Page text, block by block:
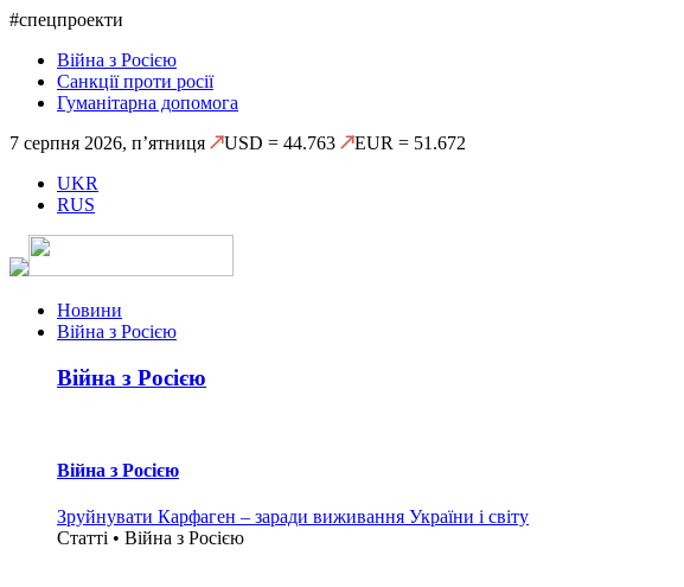
#спецпроекти
Війна з Росією
Санкції проти росії
Гуманітарна допомога
7 серпня 2026, п’ятниця
USD = 44.763
EUR = 51.672
UKR
RUS
Новини
Війна з Росією
Війна з Росією
Війна з Росією
Зруйнувати Карфаген – заради виживання України і світу
Статті • Війна з Росією